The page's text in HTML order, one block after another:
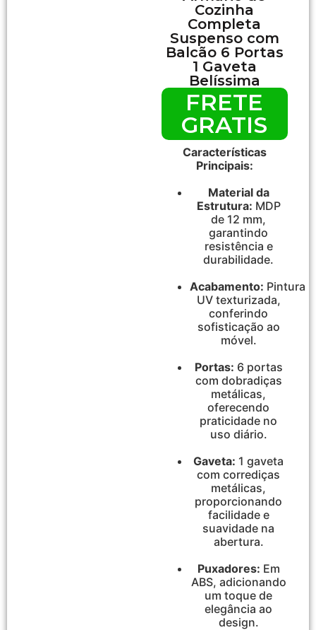
Cozinha
Completa
Suspenso com
Balcão 6 Portas
1 Gaveta
Belíssima
FRETE
GRATIS
Características
Principais:
Material da
Estrutura: MDP
de 12 mm,
garantindo
resistência e
durabilidade.
Acabamento: Pintura
UV texturizada,
conferindo
sofisticação ao
móvel.
Portas: 6 portas
com dobradiças
metálicas,
oferecendo
praticidade no
uso diário.
Gaveta: 1 gaveta
com corrediças
metálicas,
proporcionando
facilidade e
suavidade na
abertura.
Puxadores: Em
ABS, adicionando
um toque de
elegância ao
design.